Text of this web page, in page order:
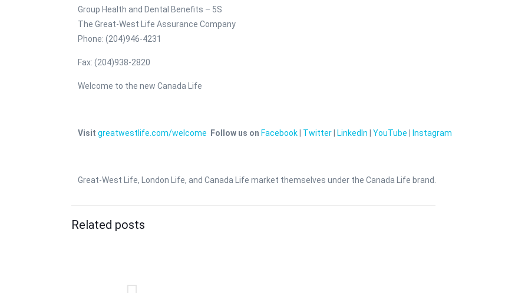
Group Health and Dental Benefits – 5S
The Great-West Life Assurance Company
Phone: (204)946-4231
Fax: (204)938-2820
Welcome to the new Canada Life
Visit greatwestlife.com/welcome Follow us on Facebook Twitter LinkedIn |YouTube Instagram
Great-West Life, London Life, and Canada Life market themselves under the Canada Life brand.
Related posts